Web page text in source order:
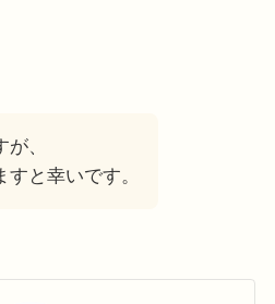
、
と幸いです。